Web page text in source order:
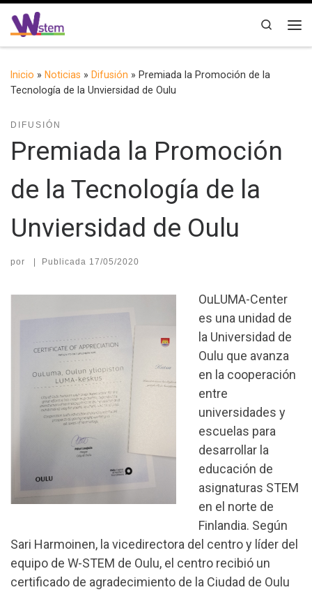
Saltar al contenido
Search
Inicio » Noticias » Difusión » Premiada la Promoción de la
Tecnología de la Unviersidad de Oulu
DIFUSIÓN
Premiada la Promoción
de la Tecnología de la
Unviersidad de Oulu
por | Publicada 17/05/2020
OuLUMA-Center
es una unidad de
la Universidad de
Oulu que avanza
en la cooperación
entre
universidades y
escuelas para
desarrollar la
educación de
asignaturas STEM
en el norte de
Finlandia. Según
Sari Harmoinen, la vicedirectora del centro y líder del
equipo de W-STEM de Oulu, el centro recibió un
certificado de agradecimiento de la Ciudad de Oulu